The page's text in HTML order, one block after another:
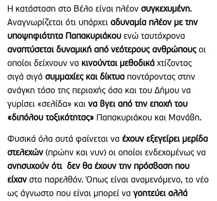
Η κατάσταση στο Βέλο είναι πλέονσυγκεχυμένη.
Αναγνωρίζεται ότι υπάρχει αδυναμία πλέον με την
υποψηφιότητα Παπακυριάκου ενώ ταυτόχρονα
αναπτύσεται δυναμική από νεότερους ανθρώπουςοι
οποίοι δείχνουν να κινούνται μεθοδικά χτίζοντας
σιγά σιγάσυμμαχίες και δίκτυα ποντάροντας στην
ανάγκη τόσο της περιοχής όσο και του Δήμου να
γυρίσει «σελίδα» και να βγει από την εποχή του
«διπόλου τοξικότητας» Παπακυριάκου και Μανάβη.
Φυσικά όλα αυτά φαίνεται ναέχουν εξεγείρει μερίδα
στελεχών(πρώην και νυν) οι οποίοι ενδεχομένως να
ανησυχούν ότι δεν θα έχουν την πρόσβαση που
είχανστο παρελθόν. Όπως είναι αναμενόμενο, το νέο
ως άγνωστο που είναι μπορεί ναγοητεύει αλλά